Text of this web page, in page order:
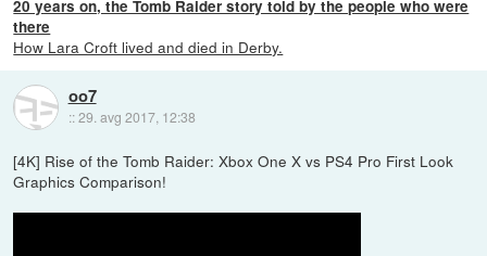
20 years on, the Tomb Raider story told by the people who were
there
How Lara Croft lived and died in Derby.
oo7
::29. avg 2017, 12:38
[4K] Rise of the Tomb Raider: Xbox One X vs PS4 Pro First Look
Graphics Comparison!